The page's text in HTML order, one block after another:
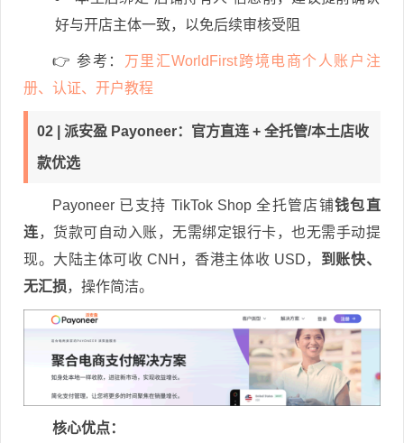
好与开店主体一致，以免后续审核受阻
👉参考： 万里汇WorldFirst跨境电商个人账户注
册、认证、开户教程
02 | 派安盈 Payoneer：官方直连 + 全托管/本土店收
款优选
Payoneer 已支持 TikTok Shop 全托管店铺钱包直
连，货款可自动入账，无需绑定银行卡，也无需手动提
现。大陆主体可收 CNH，香港主体收 USD， 到账快、
无汇损，操作简洁。
核心优点：